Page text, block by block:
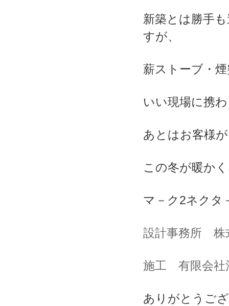
新築とは勝手
すが、
薪ストーブ・
いい現場に携
あとはお客様
この冬が暖か
マ－ク2ネクタ
設計事務所 株
施工 有限会社
ありがとうご